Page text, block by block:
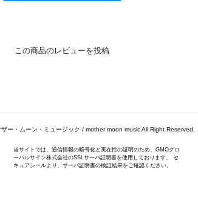
この商品のレビューを投稿
ー・ムーン・ミュージック / mother moon music All Right Reserved.
当サイトでは、通信情報の暗号化と実在性の証明のため、GMOグロ
ーバルサイン株式会社のSSLサーバ証明書を使用しております。 セ
キュアシールより、サーバ証明書の検証結果をご確認ください。